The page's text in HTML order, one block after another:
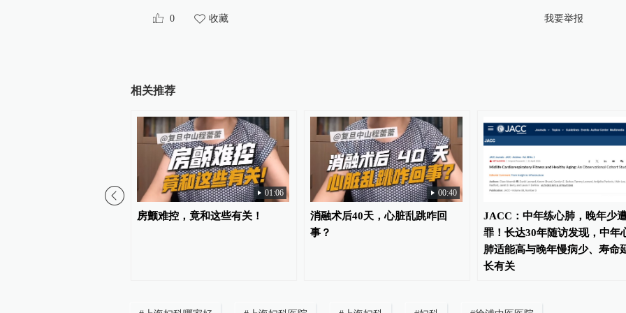
0 收藏 我要举报
相关推荐
01:06
房颤难控，竟和这些有关！
00:40
消融术后40天，心脏乱跳咋回
事？
JACC：中年练心肺，晚年少
罪！长达30年随访发现，中年
肺适能高与晚年慢病少、寿命
长有关